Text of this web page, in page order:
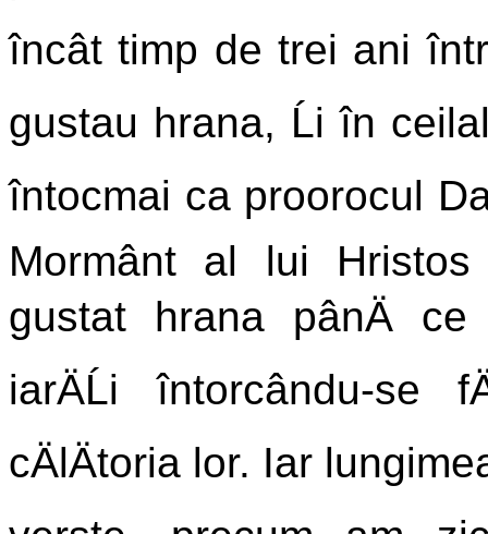
încât timp de trei ani
gustau hrana, Ĺi în
întocmai ca proorocul
Mormânt al lui Hristos
gustat hrana pânÄ ce
iarÄĹi întorcându-se
cÄlÄtoria lor. Iar